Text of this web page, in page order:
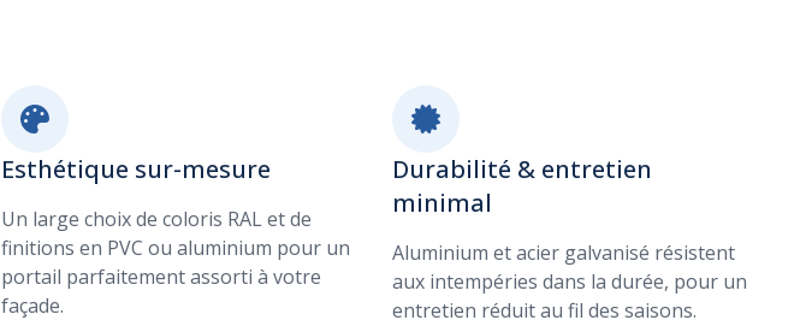
Esthétique sur-mesure
Un large choix de coloris RAL et de
finitions en PVC ou aluminium pour un
portail parfaitement assorti à votre
façade.
Durabilité & entretien
minimal
Aluminium et acier galvanisé résistent
aux intempéries dans la durée, pour un
entretien réduit au fil des saisons.